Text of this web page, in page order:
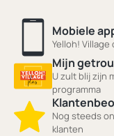
Mobiele
Yelloh!
Mijn
U zult blij zijn
programma
Nog steeds
klanten